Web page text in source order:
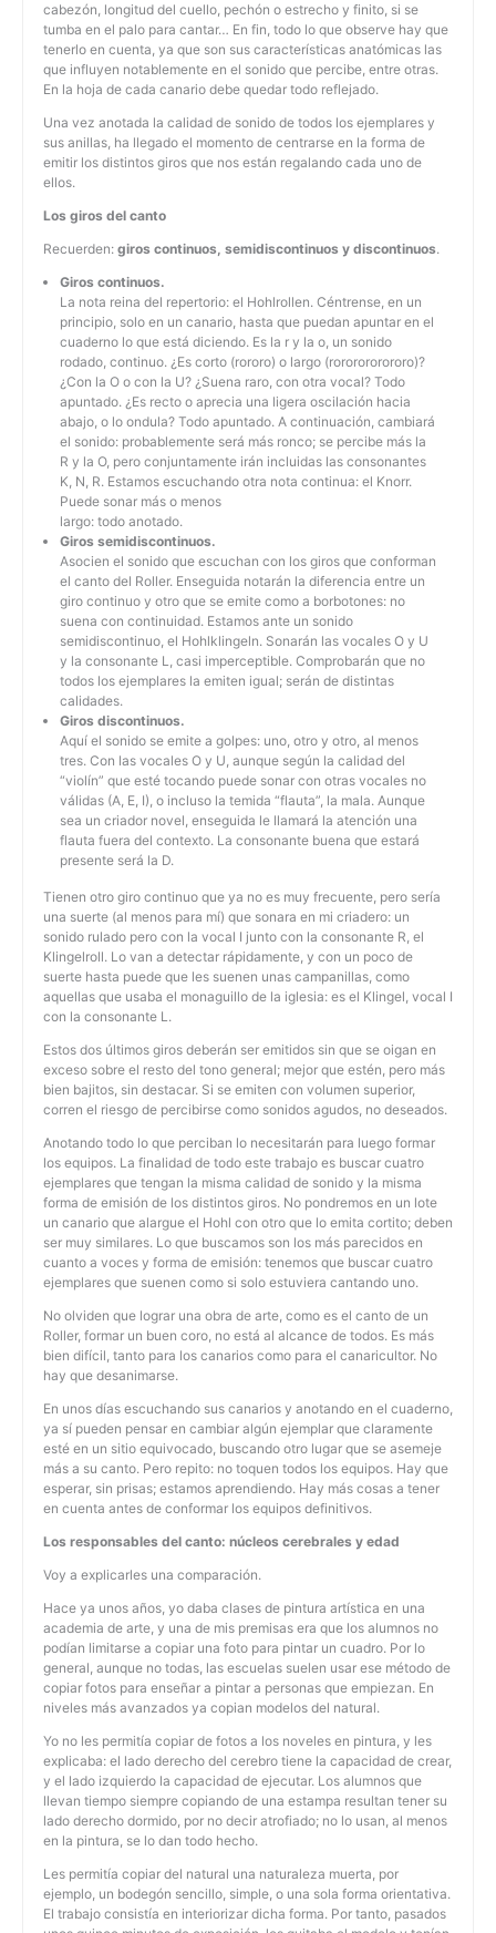
cabezón, longitud del cuello, pechón o estrecho y finito, si se
tumba en el palo para cantar… En fin, todo lo que observe hay que
tenerlo en cuenta, ya que son sus características anatómicas las
que influyen notablemente en el sonido que percibe, entre otras.
En la hoja de cada canario debe quedar todo reflejado.
Una vez anotada la calidad de sonido de todos los ejemplares y
sus anillas, ha llegado el momento de centrarse en la forma de
emitir los distintos giros que nos están regalando cada uno de
ellos.
Los giros del canto
Recuerden: giros continuos, semidiscontinuos y discontinuos.
Giros continuos.
La nota reina del repertorio: el Hohlrollen. Céntrense, en un
principio, solo en un canario, hasta que puedan apuntar en el
cuaderno lo que está diciendo. Es la r y la o, un sonido
rodado, continuo. ¿Es corto (rororo) o largo (rororororororo)?
¿Con la O o con la U? ¿Suena raro, con otra vocal? Todo
apuntado. ¿Es recto o aprecia una ligera oscilación hacia
abajo, o lo ondula? Todo apuntado. A continuación, cambiará
el sonido: probablemente será más ronco; se percibe más la
R y la O, pero conjuntamente irán incluidas las consonantes
K, N, R. Estamos escuchando otra nota continua: el Knorr.
Puede sonar más o menos
largo: todo anotado.
Giros semidiscontinuos.
Asocien el sonido que escuchan con los giros que conforman
el canto del Roller. Enseguida notarán la diferencia entre un
giro continuo y otro que se emite como a borbotones: no
suena con continuidad. Estamos ante un sonido
semidiscontinuo, el Hohlklingeln. Sonarán las vocales O y U
y la consonante L, casi imperceptible. Comprobarán que no
todos los ejemplares la emiten igual; serán de distintas
calidades.
Giros discontinuos.
Aquí el sonido se emite a golpes: uno, otro y otro, al menos
tres. Con las vocales O y U, aunque según la calidad del
“violín” que esté tocando puede sonar con otras vocales no
válidas (A, E, I), o incluso la temida “flauta”, la mala. Aunque
sea un criador novel, enseguida le llamará la atención una
flauta fuera del contexto. La consonante buena que estará
presente será la D.
Tienen otro giro continuo que ya no es muy frecuente, pero sería
una suerte (al menos para mí) que sonara en mi criadero: un
sonido rulado pero con la vocal I junto con la consonante R, el
Klingelroll. Lo van a detectar rápidamente, y con un poco de
suerte hasta puede que les suenen unas campanillas, como
aquellas que usaba el monaguillo de la iglesia: es el Klingel, vocal I
con la consonante L.
Estos dos últimos giros deberán ser emitidos sin que se oigan en
exceso sobre el resto del tono general; mejor que estén, pero más
bien bajitos, sin destacar. Si se emiten con volumen superior,
corren el riesgo de percibirse como sonidos agudos, no deseados.
Anotando todo lo que perciban lo necesitarán para luego formar
los equipos. La finalidad de todo este trabajo es buscar cuatro
ejemplares que tengan la misma calidad de sonido y la misma
forma de emisión de los distintos giros. No pondremos en un lote
un canario que alargue el Hohl con otro que lo emita cortito; deben
ser muy similares. Lo que buscamos son los más parecidos en
cuanto a voces y forma de emisión: tenemos que buscar cuatro
ejemplares que suenen como si solo estuviera cantando uno.
No olviden que lograr una obra de arte, como es el canto de un
Roller, formar un buen coro, no está al alcance de todos. Es más
bien difícil, tanto para los canarios como para el canaricultor. No
hay que desanimarse.
En unos días escuchando sus canarios y anotando en el cuaderno,
ya sí pueden pensar en cambiar algún ejemplar que claramente
esté en un sitio equivocado, buscando otro lugar que se asemeje
más a su canto. Pero repito: no toquen todos los equipos. Hay que
esperar, sin prisas; estamos aprendiendo. Hay más cosas a tener
en cuenta antes de conformar los equipos definitivos.
Los responsables del canto: núcleos cerebrales y edad
Voy a explicarles una comparación.
Hace ya unos años, yo daba clases de pintura artística en una
academia de arte, y una de mis premisas era que los alumnos no
podían limitarse a copiar una foto para pintar un cuadro. Por lo
general, aunque no todas, las escuelas suelen usar ese método de
copiar fotos para enseñar a pintar a personas que empiezan. En
niveles más avanzados ya copian modelos del natural.
Yo no les permitía copiar de fotos a los noveles en pintura, y les
explicaba: el lado derecho del cerebro tiene la capacidad de crear,
y el lado izquierdo la capacidad de ejecutar. Los alumnos que
llevan tiempo siempre copiando de una estampa resultan tener su
lado derecho dormido, por no decir atrofiado; no lo usan, al menos
en la pintura, se lo dan todo hecho.
Les permitía copiar del natural una naturaleza muerta, por
ejemplo, un bodegón sencillo, simple, o una sola forma orientativa.
El trabajo consistía en interiorizar dicha forma. Por tanto, pasados